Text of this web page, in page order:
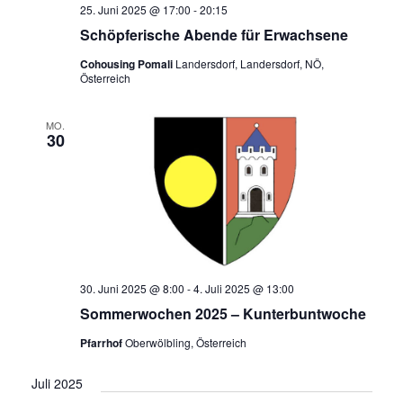
Schöpferische Abende für Erwachsene
25. Juni 2025 @ 17:00 -20:15
Cohousing Pomali Landersdorf, Landersdorf, NÖ,
Österreich
MO.
30
Sommerwochen 2025 – Kunterbuntwoche
30. Juni 2025 @ 8:00 -4. Juli 2025 @ 13:00
PfarrhofOberwölbling, Österreich
Juli 2025